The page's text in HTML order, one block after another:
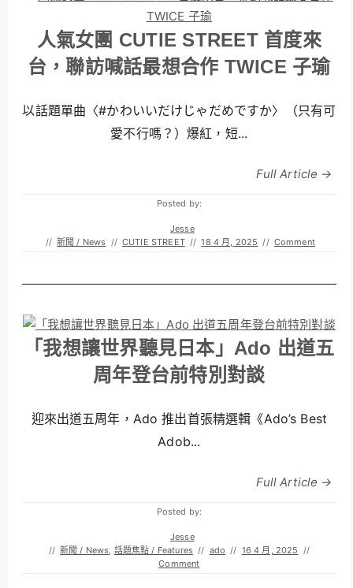
人氣女團 CUTIE STREET 首度來
台，聯訪喊話最想合作 TWICE 子瑜
以話題單曲〈#かわいいだけじゃだめですか〉（只有可
愛不行嗎？）爆紅，短...
Full Article →
Posted by:
Jesse
// 新聞 / News // CUTIE STREET // 18 4 月, 2025 // Comment
「我想讓世界聽見日本」Ado 出道五
周年登台前特別對談
迎來出道五周年，Ado 推出首張精選輯《Ado’s Best
Adob...
Full Article →
Posted by:
Jesse
// 新聞 / News, 話題焦點 / Features // ado // 16 4 月, 2025 //
Comment